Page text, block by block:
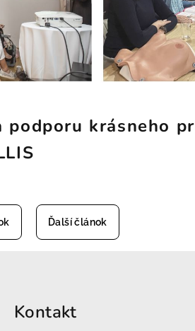
krásneho
Ďalší článok
Kontakt